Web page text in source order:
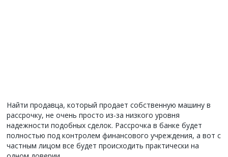
Найти продавца, который продает собственную машину в
рассрочку, не очень просто из-за низкого уровня
надежности подобных сделок. Рассрочка в банке будет
полностью под контролем финансового учреждения, а вот с
частным лицом все будет происходить практически на